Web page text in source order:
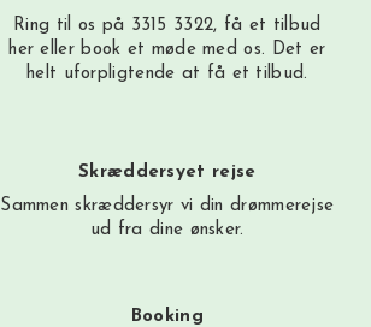
Ring til os på 3315 3322, få et tilbud
her eller book et møde med os. Det er
helt uforpligtende at få et tilbud.
Skræddersyet rejse
Sammen skræddersyr vi din drømmerejse
ud fra dine ønsker.
Booking